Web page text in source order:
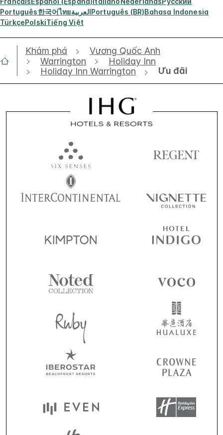
Português한국어ไทยالعربيةPortuguês (BR)Bahasa Indonesia
TürkçePolskiTiếng Việt
Khám phá
Vương Quốc Anh
Warrington
Holiday Inn
Holiday Inn Warrington
Ưu đãi